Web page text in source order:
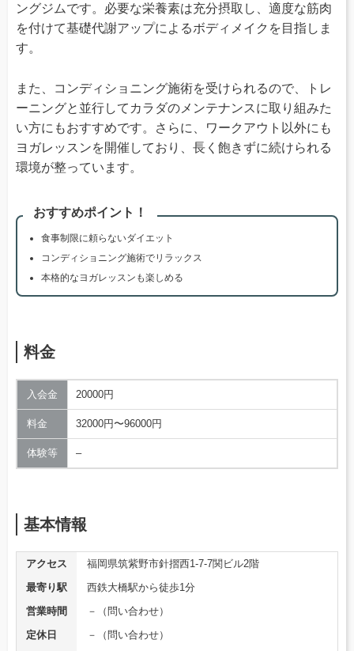
ングジムです。必要な栄養素は充分摂取し、適度な筋肉
を付けて基礎代謝アップによるボディメイクを目指しま
す。
また、コンディショニング施術を受けられるので、トレ
ーニングと並行してカラダのメンテナンスに取り組みた
い方にもおすすめです。さらに、ワークアウト以外にも
ヨガレッスンを開催しており、長く飽きずに続けられる
環境が整っています。
おすすめポイント！
食事制限に頼らないダイエット
コンディショニング施術でリラックス
本格的なヨガレッスンも楽しめる
料金
入会金 20000円
料金 32000円〜96000円
体験等 –
基本情報
アクセス
福岡県筑紫野市針摺西1-7-7関ビル2階
最寄り駅
西鉄大橋駅から徒歩1分
営業時間
－（問い合わせ）
定休日
－（問い合わせ）